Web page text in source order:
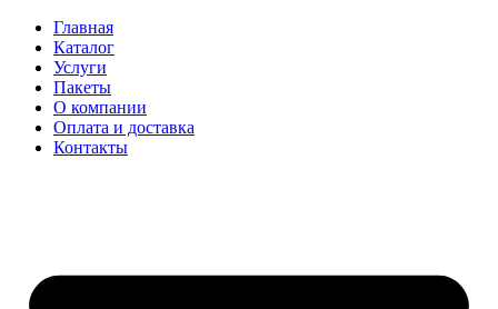
Главная
Каталог
Услуги
Пакеты
О компании
Оплата и доставка
Контакты